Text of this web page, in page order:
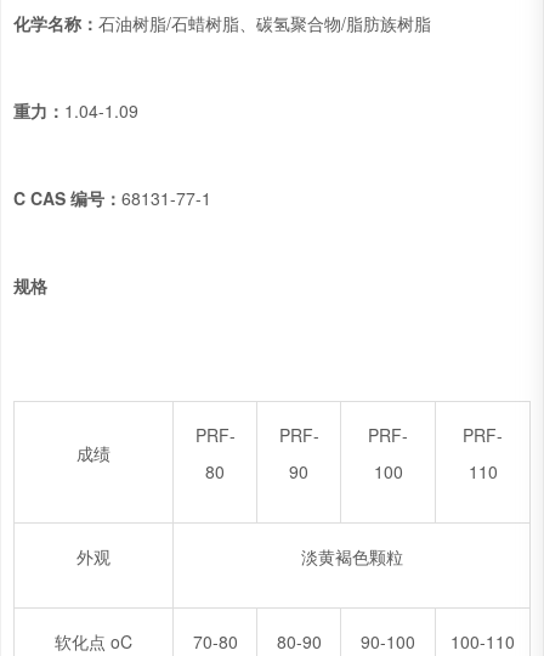
化学名称： 石油树脂/石蜡树脂、碳氢聚合物/脂肪族树脂
重力： 1.04-1.09
C CAS 编号： 68131-77-1
规格
成绩
PRF-
80
PRF-
90
PRF-
100
PRF-
110
外观 淡黄褐色颗粒
软化点 oC 70-80 80-90 90-100 100-110